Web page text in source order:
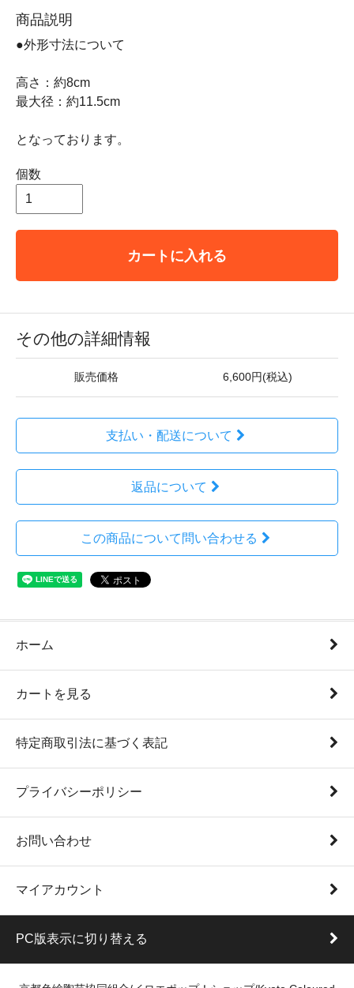
商品説明
●外形寸法について
高さ：約8cm
最大径：約11.5cm
となっております。
個数
カートに入れる
その他の詳細情報
販売価格 6,600円(税込)
支払い・配送について
返品について
この商品について問い合わせる
ホーム
カートを見る
特定商取引法に基づく表記
プライバシーポリシー
お問い合わせ
マイアカウント
PC版表示に切り替える